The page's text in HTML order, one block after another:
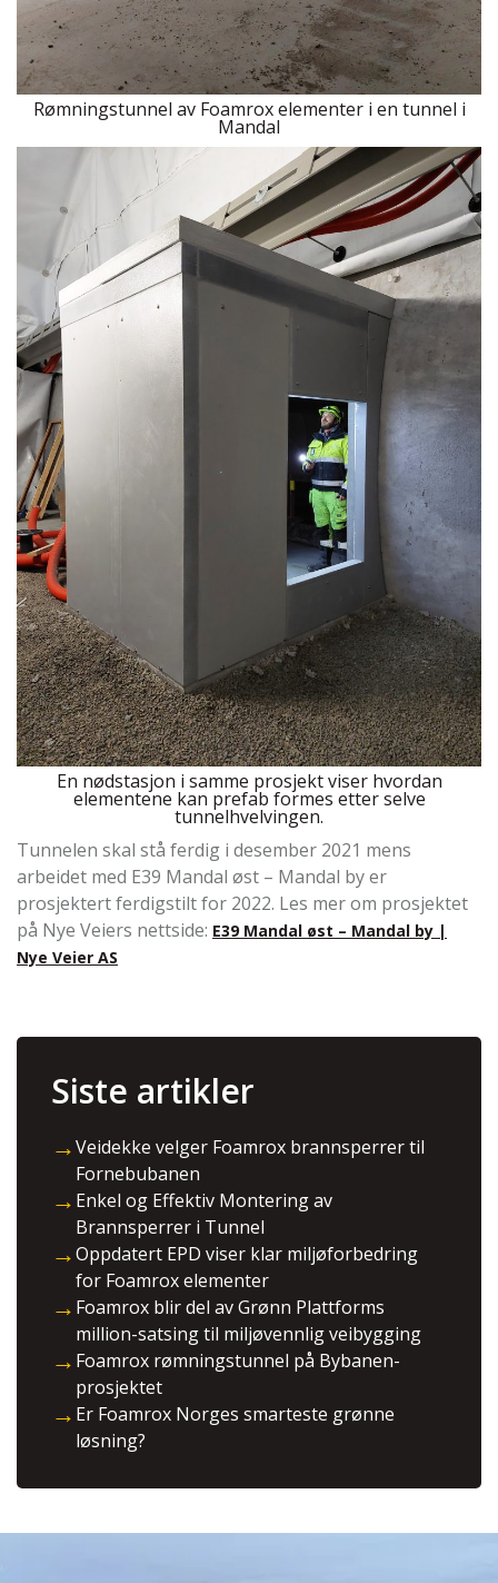
Rømningstunnel av Foamrox elementer i en tunnel i
Mandal
En nødstasjon i samme prosjekt viser hvordan
elementene kan prefab formes etter selve
tunnelhvelvingen.
Tunnelen skal stå ferdig i desember 2021 mens
arbeidet med E39 Mandal øst – Mandal by er
prosjektert ferdigstilt for 2022. Les mer om prosjektet
på Nye Veiers nettside: E39 Mandal øst – Mandal by |
Nye Veier AS
Siste artikler
→Veidekke velger Foamrox brannsperrer til
Fornebubanen
→ Enkel og Effektiv Montering av
Brannsperrer i Tunnel
→Oppdatert EPD viser klar miljøforbedring
for Foamrox elementer
→ Foamrox blir del av Grønn Plattforms
million-satsing til miljøvennlig veibygging
→ Foamrox rømningstunnel på Bybanen-
prosjektet
→ Er Foamrox Norges smarteste grønne
løsning?